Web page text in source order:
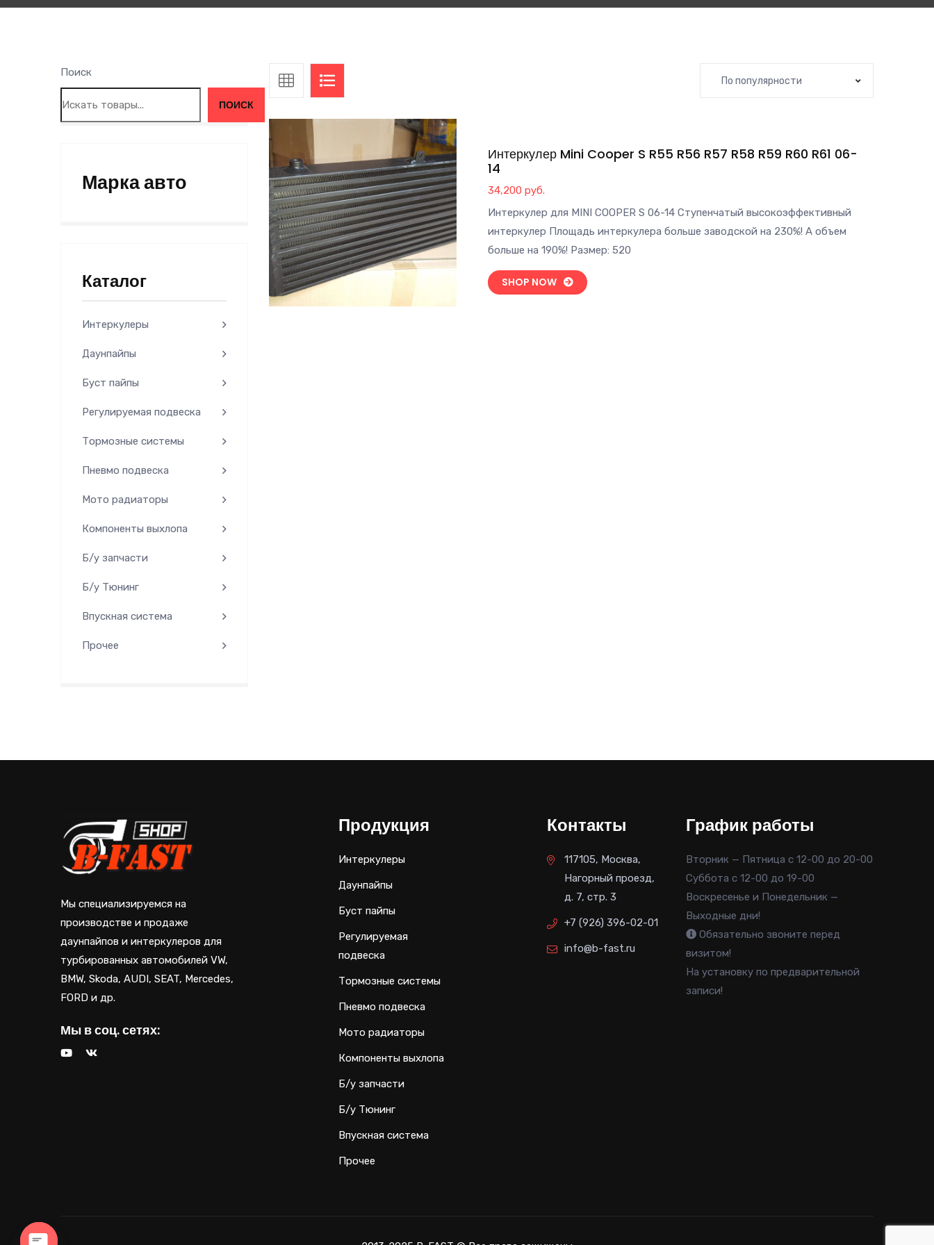
Поиск
ПОИСК
Марка авто
Каталог
Интеркулеры
Даунпайпы
Буст пайпы
Регулируемая подвеска
Тормозные системы
Пневмо подвеска
Мото радиаторы
Компоненты выхлопа
Б/у запчасти
Б/у Тюнинг
Впускная система
Прочее
По популярности
Интеркулер Mini Cooper S R55 R56 R57 R58 R59 R60 R61 06-
14
34,200 руб.
Интеркулер для MINI COOPER S 06-14 Ступенчатый высокоэффективный
интеркулер Площадь интеркулера больше заводской на 230%! А объем
больше на 190%! Размер: 520
SHOP NOW
Мы специализируемся на
производстве и продаже
даунпайпов и интеркулеров для
турбированных автомобилей VW,
BMW, Skoda, AUDI, SEAT, Mercedes,
FORD и др.
Мы в соц. сетях:
Продукция
Интеркулеры
Даунпайпы
Буст пайпы
Регулируемая
подвеска
Тормозные системы
Пневмо подвеска
Мото радиаторы
Компоненты выхлопа
Б/у запчасти
Б/у Тюнинг
Впускная система
Прочее
Контакты
117105, Москва,
Нагорный проезд,
д. 7, стр. 3
+7 (926) 396-02-01
info@b-fast.ru
График работы
Вторник — Пятница с 12-00 до 20-00
Суббота с 12-00 до 19-00
Воскресенье и Понедельник —
Выходные дни!
Обязательно звоните перед
визитом!
На установку по предварительной
записи!